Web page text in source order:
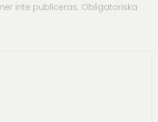
inte publiceras. Obligatoriska